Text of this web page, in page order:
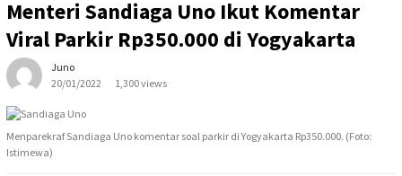
Menteri Sandiaga Uno Ikut Komentar
Viral Parkir Rp350.000 di Yogyakarta
Juno
20/01/2022
1,300 views
Menparekraf Sandiaga Uno komentar soal parkir di Yogyakarta Rp350.000. (Foto:
Istimewa)